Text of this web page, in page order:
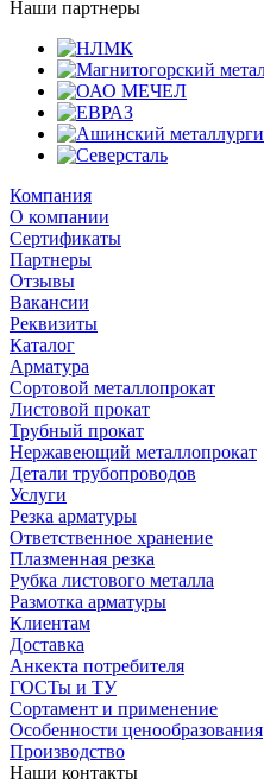
Наши партнеры
Компания
О компании
Сертификаты
Партнеры
Отзывы
Вакансии
Реквизиты
Каталог
Арматура
Сортовой металлопрокат
Листовой прокат
Трубный прокат
Нержавеющий металлопрокат
Детали трубопроводов
Услуги
Резка арматуры
Ответственное хранение
Плазменная резка
Рубка листового металла
Размотка арматуры
Клиентам
Доставка
Анкекта потребителя
ГОСТы и ТУ
Сортамент и применение
Особенности ценообразования
Производство
Наши контакты